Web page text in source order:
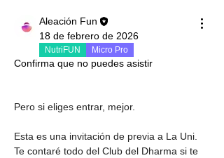
Aleación Fun
18 de febrero de 2026
NutriFUN Micro Pro
Confirma que no puedes asistir
Pero si eliges entrar, mejor.
Esta es una invitación de previa a La Uni.
Te contaré todo del Club del Dharma si te